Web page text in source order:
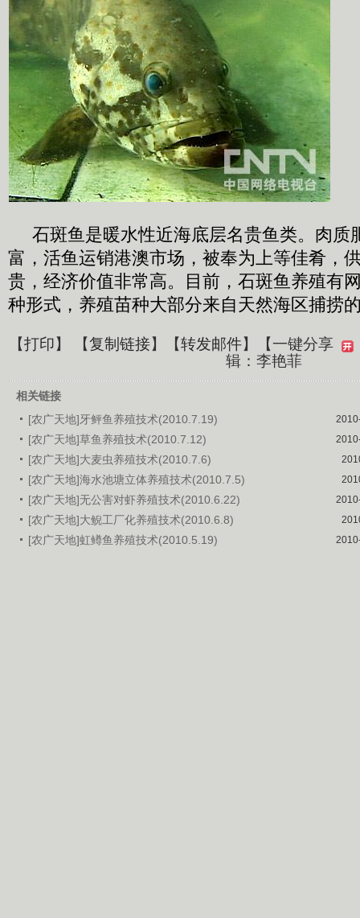
石斑鱼是暖水性近海底层名贵鱼类。肉质
富，活鱼运销港澳市场，被奉为上等佳肴，
贵，经济价值非常高。目前，石斑鱼养殖有
种形式，养殖苗种大部分来自天然海区捕捞
【打印】 【复制链接】【转发邮件】
【一键分享
辑：李艳菲
相关链接
[农广天地]牙鲆鱼养殖技术(2010.7.19)
[农广天地]草鱼养殖技术(2010.7.12)
[农广天地]大麦虫养殖技术(2010.7.6)
[农广天地]海水池塘立体养殖技术(2010.7.5)
[农广天地]无公害对虾养殖技术(2010.6.22)
[农广天地]大鲵工厂化养殖技术(2010.6.8)
[农广天地]虹鳟鱼养殖技术(2010.5.19)